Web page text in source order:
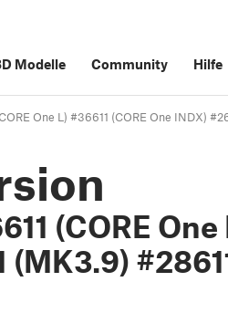
Modelle Community Hilfe
One L) #36611 (CORE One INDX)
(CORE
(MK3.9)